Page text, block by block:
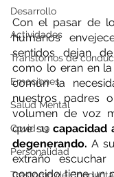
Desarrollo
Actividades
Transtornos de
Emociones
Salud Mental
Covid-19
Personalidad
Con el pasar de
humanos
sentidos dejan
como lo eran en
común la
nuestros padres
volumen de voz
que su capacidad
degenerando. A
extraño
conocido tiene un